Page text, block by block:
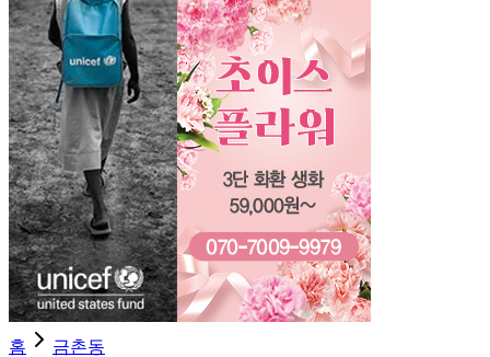
홈 금촌동